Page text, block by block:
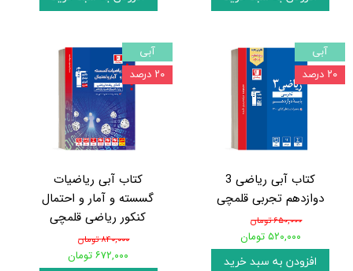
کتاب آبی ریاضی 3
دوازدهم تجربی قلمچی
۶۵۰,۰۰۰ تومان
۵۲۰,۰۰۰ تومان
افزودن به سبد خرید
آبی
۲۰ درصد
کتاب آبی ریاضیات
گسسته و آمار و احتمال
کنکور ریاضی قلمچی
۸۴۰,۰۰۰ تومان
۶۷۲,۰۰۰ تومان
آبی
۲۰ درصد